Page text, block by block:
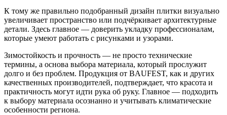
К тому же правильно подобранный дизайн плитки визуально
увеличивает пространство или подчёркивает архитектурные
детали. Здесь главное — доверить укладку профессионалам,
которые умеют работать с рисунками и узорами.
Зимостойкость и прочность — не просто технические
термины, а основа выбора материала, который прослужит
долго и без проблем. Продукция от BAUFEST, как и других
качественных производителей, подтверждает, что красота и
практичность могут идти рука об руку. Главное — подходить
к выбору материала осознанно и учитывать климатические
особенности региона.